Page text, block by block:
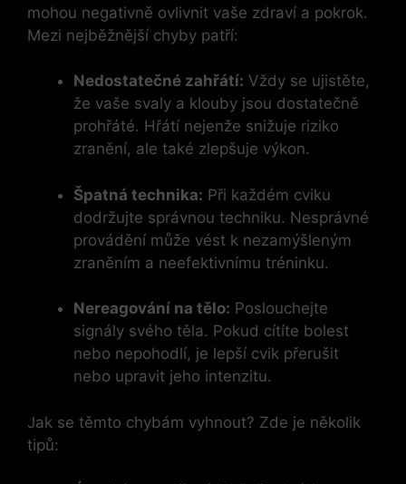
mohou negativně ovlivnit vaše zdraví a pokrok.
Mezi nejběžnější chyby patří:
Nedostatečné zahřátí: Vždy se ujistěte,
že vaše svaly a klouby jsou dostatečně
prohřáté. Hřátí nejenže snižuje riziko
zranění, ale také zlepšuje výkon.
Špatná technika: Při každém cviku
dodržujte správnou techniku. Nesprávné
provádění může vést k nezamýšleným
zraněním a neefektivnímu tréninku.
Nereagování na tělo: Poslouchejte
signály svého těla. Pokud cítíte bolest
nebo nepohodlí, je lepší cvik přerušit
nebo upravit jeho intenzitu.
Jak se těmto chybám vyhnout? Zde je několik
tipů: